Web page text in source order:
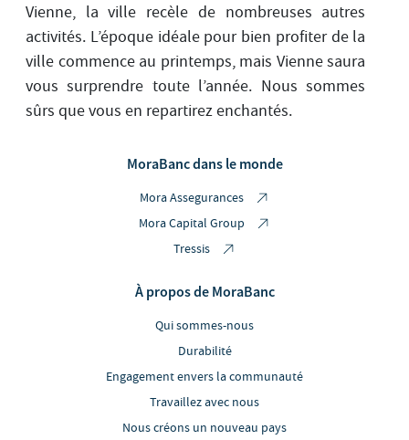
Vienne, la ville recèle de nombreuses autres
activités. L’époque idéale pour bien profiter de la
ville commence au printemps, mais Vienne saura
vous surprendre toute l’année. Nous sommes
sûrs que vous en repartirez enchantés.
MoraBanc dans le monde
Mora Assegurances
Mora Capital Group
Tressis
À propos de MoraBanc
Qui sommes-nous
Durabilité
Engagement envers la communauté
Travaillez avec nous
Nous créons un nouveau pays